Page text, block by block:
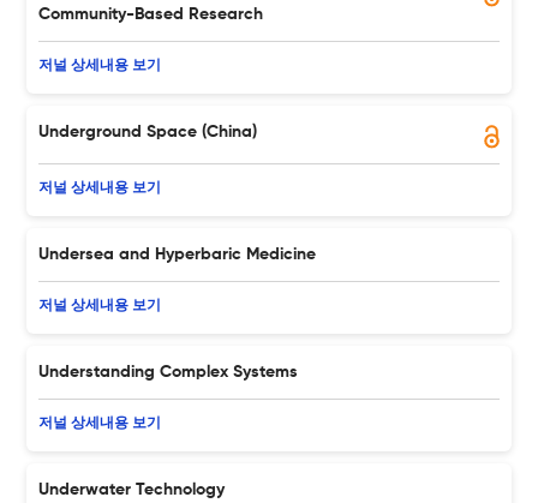
Community-Based Research
저널 상세내용 보기
Underground Space (China)
저널 상세내용 보기
Undersea and Hyperbaric Medicine
저널 상세내용 보기
Understanding Complex Systems
저널 상세내용 보기
Underwater Technology